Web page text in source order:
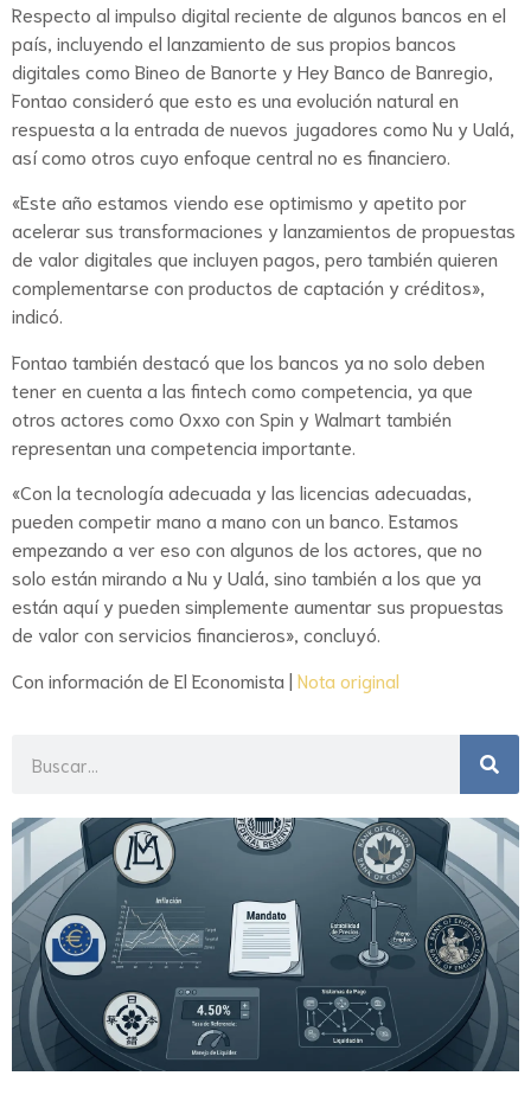
Respecto al impulso digital reciente de algunos bancos en el
país, incluyendo el lanzamiento de sus propios bancos
digitales como Bineo de Banorte y Hey Banco de Banregio,
Fontao consideró que esto es una evolución natural en
respuesta a la entrada de nuevos jugadores como Nu y Ualá,
así como otros cuyo enfoque central no es financiero.
«Este año estamos viendo ese optimismo y apetito por
acelerar sus transformaciones y lanzamientos de propuestas
de valor digitales que incluyen pagos, pero también quieren
complementarse con productos de captación y créditos»,
indicó.
Fontao también destacó que los bancos ya no solo deben
tener en cuenta a las fintech como competencia, ya que
otros actores como Oxxo con Spin y Walmart también
representan una competencia importante.
«Con la tecnología adecuada y las licencias adecuadas,
pueden competir mano a mano con un banco. Estamos
empezando a ver eso con algunos de los actores, que no
solo están mirando a Nu y Ualá, sino también a los que ya
están aquí y pueden simplemente aumentar sus propuestas
de valor con servicios financieros», concluyó.
Con información de El Economista | Nota original